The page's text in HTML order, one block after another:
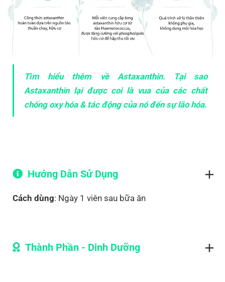
Tìm hiểu thêm về Astaxanthin. Tại sao
Astaxanthin lại được coi là vua của các chất
chống oxy hóa & tác động của nó đến sự lão hóa.
Hướng Dẫn Sử Dụng
Cách dùng: Ngày 1 viên sau bữa ăn
Thành Phần - Dinh Dưỡng